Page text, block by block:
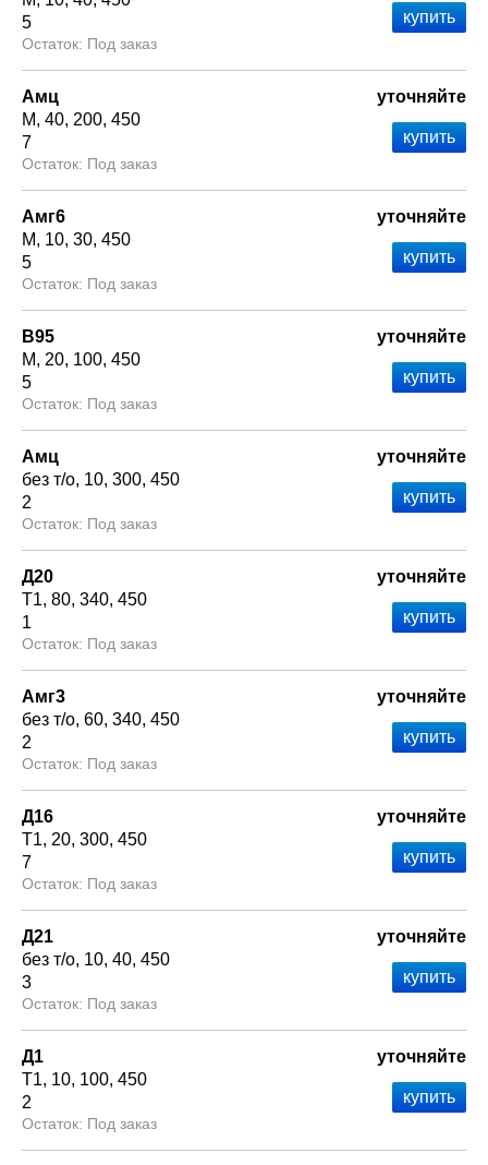
5
Под заказ
Амц
М 40 200 450
7
Под заказ
уточняйте
Амг6
М
10 30 450
5
Под заказ
уточняйте
В95
М
20 100 450
5
Под заказ
уточняйте
Амц
без т/о 10 300 450
2
Под заказ
уточняйте
Д20
Т1 80 340 450
1
Под заказ
уточняйте
Амг3
без т/о 60 340 450
2
Под заказ
уточняйте
Д16
Т1 20 300 450
7
Под заказ
уточняйте
Д21
без т/о 10 40 450
3
Под заказ
уточняйте
Д1
Т1 10 100 450
2
Под заказ
уточняйте